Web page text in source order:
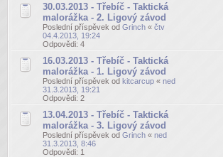
30.03.2013 - Třebíč - Taktická
malorážka - 2. Ligový závod
Poslední příspěvek od Grinch « čtv
04.4.2013, 19:24
Odpovědi: 4
16.03.2013 - Třebíč - Taktická
malorážka - 1. Ligový závod
Poslední příspěvek od kitcarcup « ned
31.3.2013, 19:21
Odpovědi: 2
13.04.2013 - Třebíč - Taktická
malorážka - 3. Ligový závod
Poslední příspěvek od Grinch « ned
31.3.2013, 8:46
Odpovědi: 1